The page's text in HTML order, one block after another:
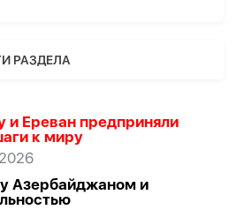
РАЗДЕЛА
Ереван предприняли
к миру
Азербайджаном и